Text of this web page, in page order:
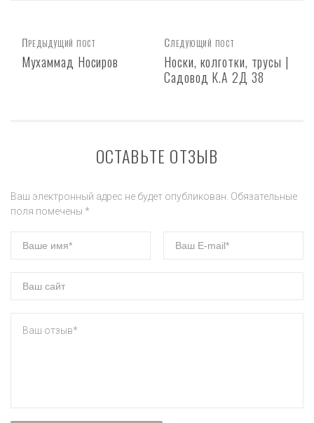
Предыдущий пост
Мухаммад Носиров
Следующий пост
Носки, колготки, трусы |
Садовод К.А 2Д 38
ОСТАВЬТЕ ОТЗЫВ
Ваш электронный адрес не будет опубликован. Обязательные
поля помечены *